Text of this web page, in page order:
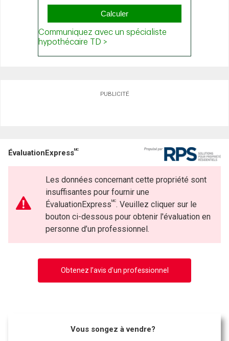
PUBLICITÉ
ÉvaluationExpressMC
Les données concernant cette propriété sont
insuffisantes pour fournir une
ÉvaluationExpressMC. Veuillez cliquer sur le
bouton ci-dessous pour obtenir l'évaluation en
personne d’un professionnel.
Obtenez l’avis d’un professionnel
Vous songez à vendre?